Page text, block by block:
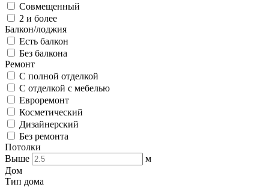
Совмещенный
2 и более
Балкон/лоджия
Есть балкон
Без балкона
Ремонт
С полной отделкой
С отделкой с мебелью
Евроремонт
Косметический
Дизайнерский
Без ремонта
Потолки
Выше
м
Дом
Тип дома